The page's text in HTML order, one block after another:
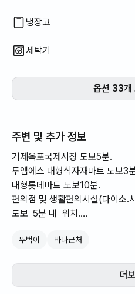
냉장고
세탁기
옵션 33개
주변 및 추가 정보
거제옥포국제시장 도보5분.
투엠에스 대형식자재마트 도보3
대형롯데마트 도보10분.
편의점 및 생활편의시설(다이소.
도보 5분 내 위치.
저녁시간 식사 및 가볍게 한잔
입주할 때에는 갓 세탁한 깨끗한
돌려서 뽀송뽀송해요!)
뚜벅이 바다근처
더